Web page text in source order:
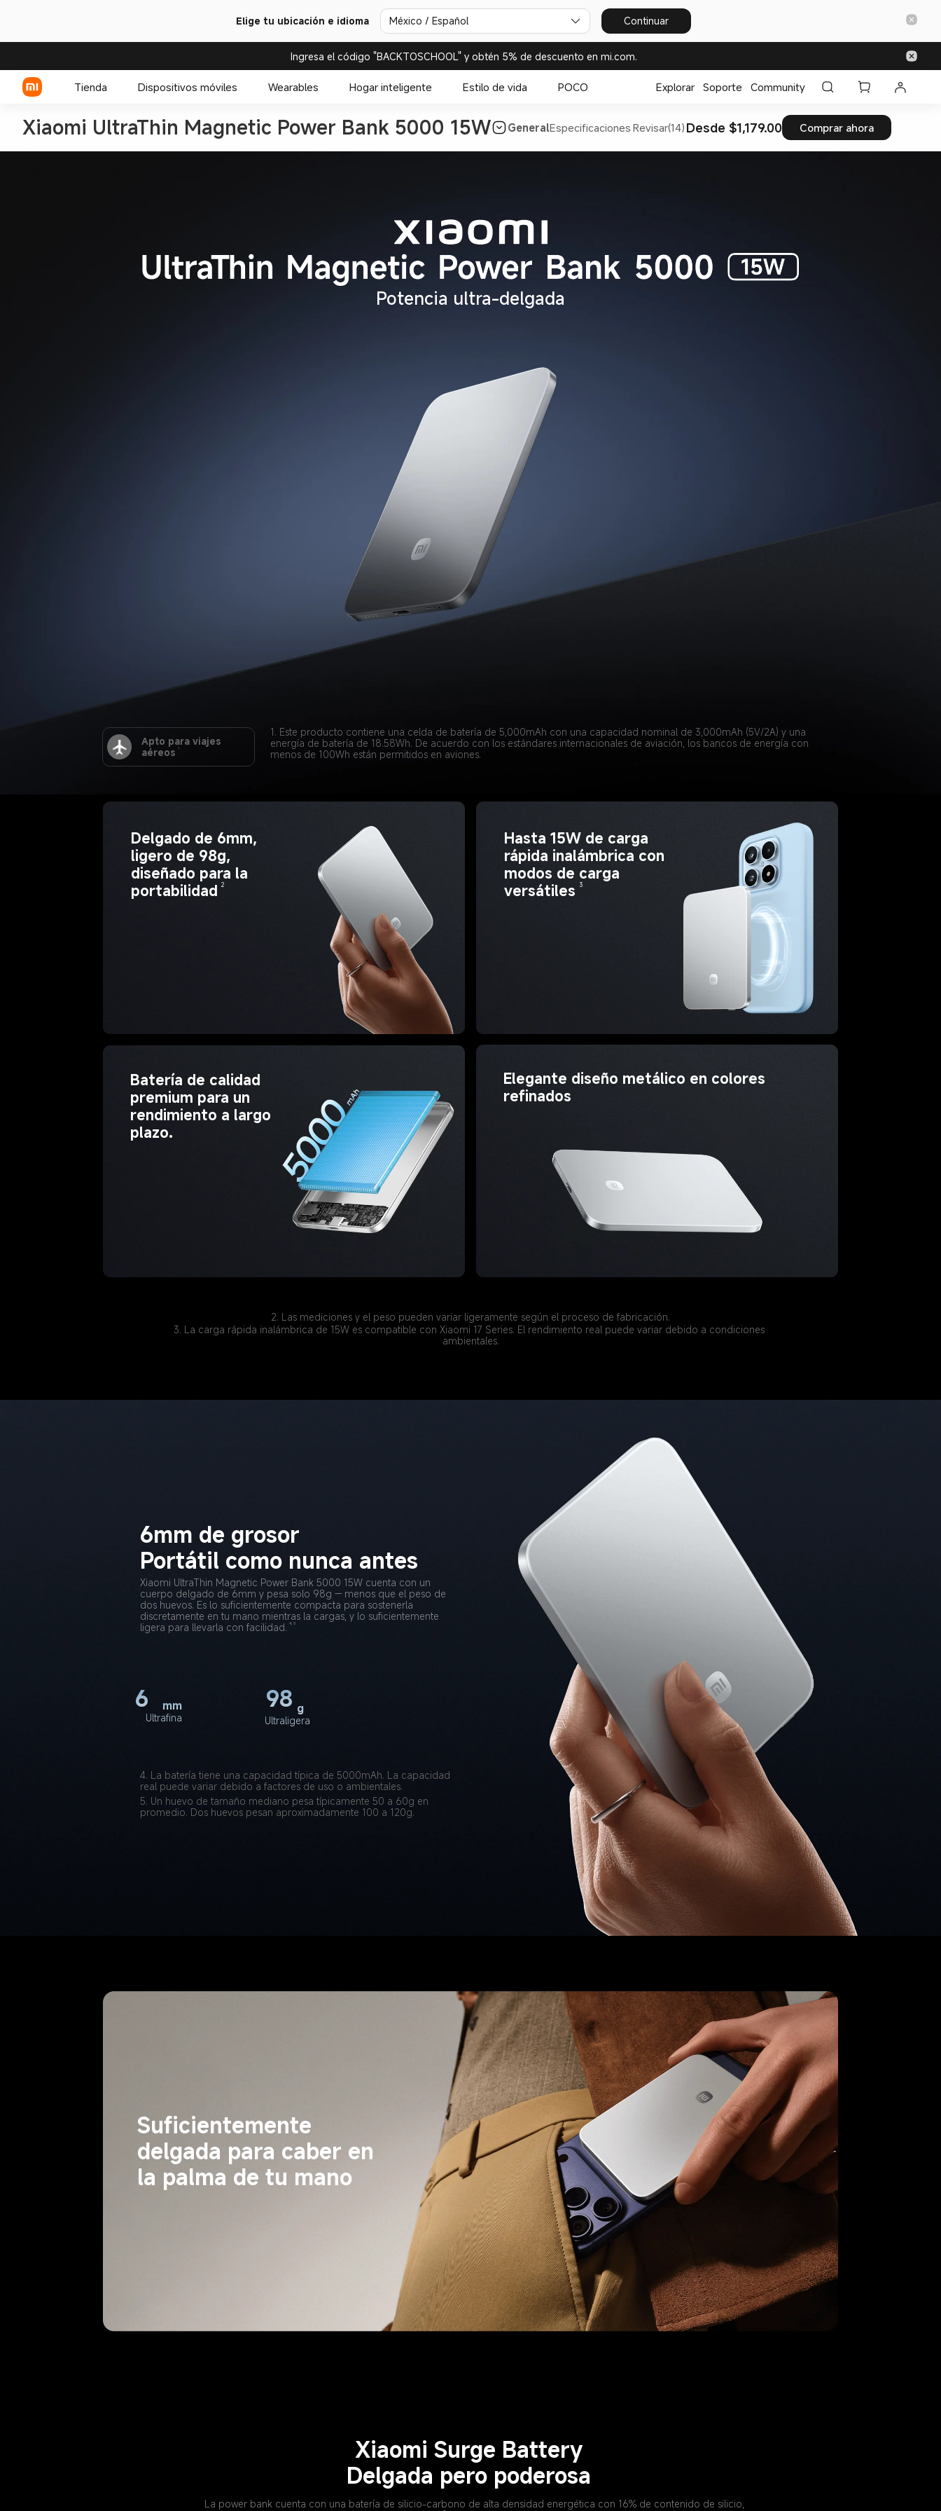
Elige tu ubicación e idioma México / Español Continuar
Ingresa el código "BACKTOSCHOOL" y obtén 5% de descuento en mi.com.
Tienda Dispositivos móviles Wearables Hogar inteligente Estilo de vida POCO Explorar Soporte Community
Xiaomi UltraThin Magnetic Power Bank 5000 15W GeneralEspecificaciones Revisar(14) Desde $1,179.00 Comprar ahora
Potencia ultra-delgada
Apto para viajes
aéreos 1
1. Este producto contiene una celda de batería de 5,000mAh con una capacidad nominal de 3,000mAh (5V/2A) y una
energía de batería de 18.58Wh. De acuerdo con los estándares internacionales de aviación, los bancos de energía con
menos de 100Wh están permitidos en aviones.
Hasta 15W de carga
rápida inalámbrica con
modos de carga
versátiles
3
Delgado de 6mm,
ligero de 98g,
diseñado para la
portabilidad 2
Elegante diseño metálico en colores
refinados
Batería de calidad
premium para un
rendimiento a largo
plazo.
2. Las mediciones y el peso pueden variar ligeramente según el proceso de fabricación.
3. La carga rápida inalámbrica de 15W es compatible con Xiaomi 17 Series. El rendimiento real puede variar debido a condiciones
ambientales.
6mm de grosor
Portátil como nunca antes
Xiaomi UltraThin Magnetic Power Bank 5000 15W cuenta con un
cuerpo delgado de 6mm y pesa solo 98g — menos que el peso de
dos huevos. Es lo suficientemente compacta para sostenerla
discretamente en tu mano mientras la cargas, y lo suficientemente
ligera para llevarla con facilidad. 4, 5
6 mm
Ultrafina
98 g
Ultraligera
4. La batería tiene una capacidad típica de 5000mAh. La capacidad
real puede variar debido a factores de uso o ambientales.
5. Un huevo de tamaño mediano pesa típicamente 50 a 60g en
promedio. Dos huevos pesan aproximadamente 100 a 120g.
Suficientemente
delgada para caber en
la palma de tu mano
Xiaomi Surge Battery
Delgada pero poderosa
La power bank cuenta con una batería de silicio-carbono de alta densidad energética con 16% de contenido de silicio,